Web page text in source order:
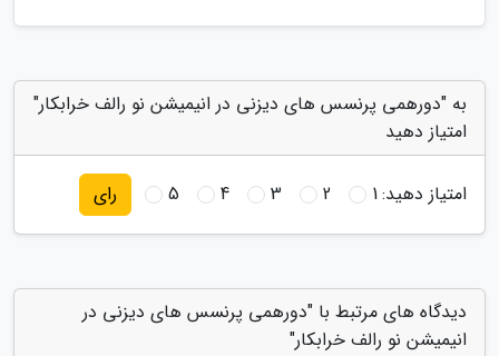
به "دورهمی پرنسس های دیزنی در انیمیشن نو رالف خرابکار"
امتیاز دهید
امتیاز دهید:1
2
3
4
5 رای
دیدگاه های مرتبط با "دورهمی پرنسس های دیزنی در
انیمیشن نو رالف خرابکار"